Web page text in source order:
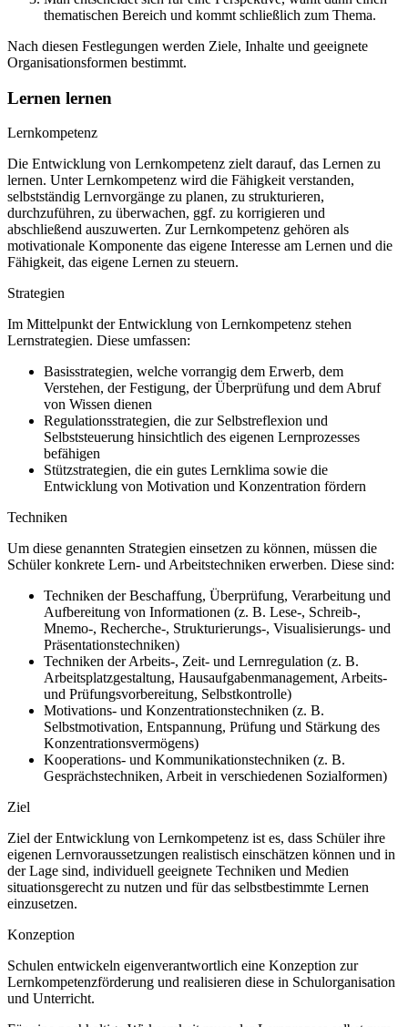
thematischen Bereich und kommt schließlich zum Thema.
Nach diesen Festlegungen werden Ziele, Inhalte und geeignete
Organisationsformen bestimmt.
Lernen lernen
Lernkompetenz
Die Entwicklung von Lernkompetenz zielt darauf, das Lernen zu
lernen. Unter Lernkompetenz wird die Fähigkeit verstanden,
selbstständig Lernvorgänge zu planen, zu strukturieren,
durchzuführen, zu überwachen, ggf. zu korrigieren und
abschließend auszuwerten. Zur Lernkompetenz gehören als
motivationale Komponente das eigene Interesse am Lernen und die
Fähigkeit, das eigene Lernen zu steuern.
Strategien
Im Mittelpunkt der Entwicklung von Lernkompetenz stehen
Lernstrategien. Diese umfassen:
Basisstrategien, welche vorrangig dem Erwerb, dem
Verstehen, der Festigung, der Überprüfung und dem Abruf
von Wissen dienen
Regulationsstrategien, die zur Selbstreflexion und
Selbststeuerung hinsichtlich des eigenen Lernprozesses
befähigen
Stützstrategien, die ein gutes Lernklima sowie die
Entwicklung von Motivation und Konzentration fördern
Techniken
Um diese genannten Strategien einsetzen zu können, müssen die
Schüler konkrete Lern- und Arbeitstechniken erwerben. Diese sind:
Techniken der Beschaffung, Überprüfung, Verarbeitung und
Aufbereitung von Informationen (z. B. Lese-, Schreib-,
Mnemo-, Recherche-, Strukturierungs-, Visualisierungs- und
Präsentationstechniken)
Techniken der Arbeits-, Zeit- und Lernregulation (z. B.
Arbeitsplatzgestaltung, Hausaufgabenmanagement, Arbeits-
und Prüfungsvorbereitung, Selbstkontrolle)
Motivations- und Konzentrationstechniken (z. B.
Selbstmotivation, Entspannung, Prüfung und Stärkung des
Konzentrationsvermögens)
Kooperations- und Kommunikationstechniken (z. B.
Gesprächstechniken, Arbeit in verschiedenen Sozialformen)
Ziel
Ziel der Entwicklung von Lernkompetenz ist es, dass Schüler ihre
eigenen Lernvoraussetzungen realistisch einschätzen können und in
der Lage sind, individuell geeignete Techniken und Medien
situationsgerecht zu nutzen und für das selbstbestimmte Lernen
einzusetzen.
Konzeption
Schulen entwickeln eigenverantwortlich eine Konzeption zur
Lernkompetenzförderung und realisieren diese in Schulorganisation
und Unterricht.